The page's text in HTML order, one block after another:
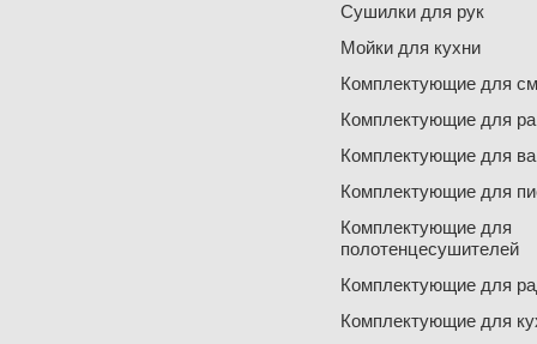
Сушилки для рук
Мойки для кухни
Комплектующие для
Комплектующие для
Комплектующие для
Комплектующие для
Комплектующие для
полотенцесушителей
Комплектующие для
Комплектующие для